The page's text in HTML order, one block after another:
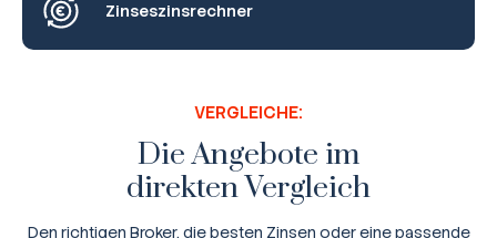
Zinseszinsrechner
VERGLEICHE:
Die Angebote im
direkten Vergleich
Den richtigen Broker, die besten Zinsen oder eine passende